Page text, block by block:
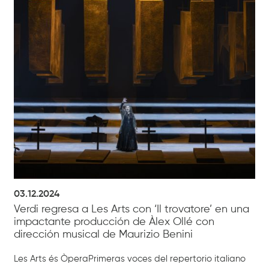
03.12.2024
Verdi regresa a Les Arts con ‘Il trovatore’ en una
impactante producción de Àlex Ollé con
dirección musical de Maurizio Benini
Les Arts és ÒperaPrimeras voces del repertorio italiano